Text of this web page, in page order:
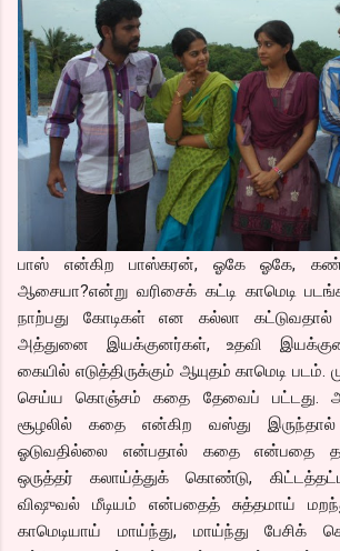
பாஸ் என்கிற பாஸ்கரன், ஓகே ஓகே,
ஆசையா?என்று வரிசைக் கட்டி காமெடி
நாற்பது கோடிகள் என கல்லா கட்டுவதால்
அத்துனை இயக்குனர்கள், உதவி
கையில் எடுத்திருக்கும் ஆயுதம் காமெடி படம்.
செய்ய கொஞ்சம் கதை தேவைப் பட்டது.
சூழலில் கதை என்கிற வஸ்து
ஓடுவதில்லை என்பதால் கதை என்பதை
ஒருத்தர் கலாய்த்துக் கொண்டு,
விஷுவல் மீடியம் என்பதைத் சுத்தமாய்
காமெடியாய் மாய்ந்து, மாய்ந்து பேசிக்